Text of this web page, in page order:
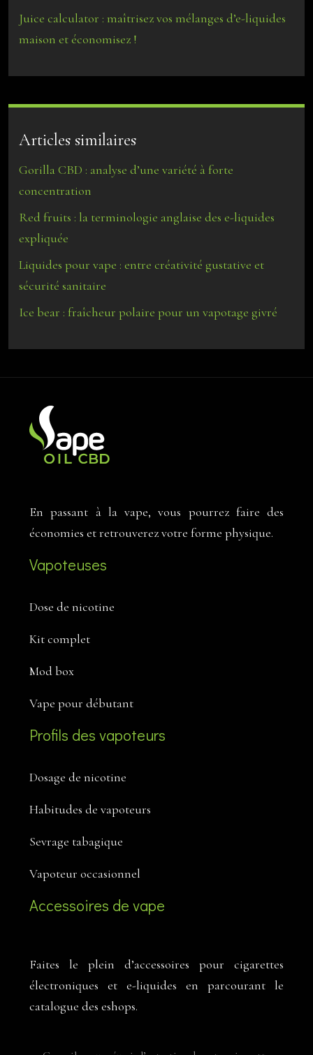
Juice calculator : maîtrisez vos mélanges d’e-liquides
maison et économisez !
Articles similaires
Gorilla CBD : analyse d’une variété à forte
concentration
Red fruits : la terminologie anglaise des e-liquides
expliquée
Liquides pour vape : entre créativité gustative et
sécurité sanitaire
Ice bear : fraîcheur polaire pour un vapotage givré
En passant à la vape, vous pourrez faire des
économies et retrouverez votre forme physique.
Vapoteuses
Dose de nicotine
Kit complet
Mod box
Vape pour débutant
Profils des vapoteurs
Dosage de nicotine
Habitudes de vapoteurs
Sevrage tabagique
Vapoteur occasionnel
Accessoires de vape
Faites le plein d’accessoires pour cigarettes
électroniques et e-liquides en parcourant le
catalogue des eshops.